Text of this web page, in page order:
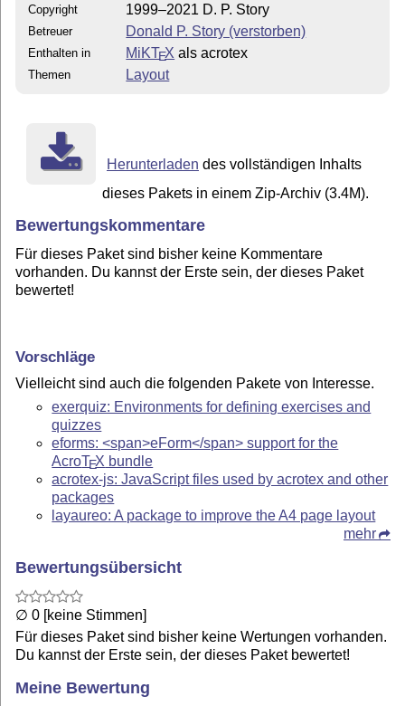
Copyright 1999–2021 D. P. Story
Betreuer Donald P. Story (verstorben)
Enthalten in MiKTEX als acrotex
Themen Layout
Herunterladen des vollständigen Inhalts
dieses Pakets in einem Zip-Archiv (3.4M).
Bewertungskommentare
Für dieses Paket sind bisher keine Kommentare
vorhanden. Du kannst der Erste sein, der dieses Paket
bewertet!
Vorschläge
Vielleicht sind auch die folgenden Pakete von Interesse.
exerquiz: Environments for defining exercises and
quizzes
eforms: <span>eForm</span> support for the
AcroTEX bundle
acrotex-js: JavaScript files used by acrotex and other
packages
layaureo: A package to improve the A4 page layout
mehr
Bewertungsübersicht
∅ 0 [keine Stimmen]
Für dieses Paket sind bisher keine Wertungen vorhanden.
Du kannst der Erste sein, der dieses Paket bewertet!
Meine Bewertung